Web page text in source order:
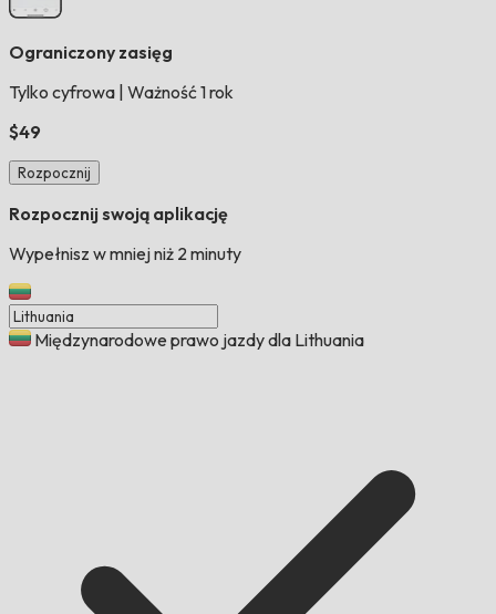
Ograniczony zasięg
Tylko cyfrowa Ważność 1 rok
$49
Rozpocznij
Rozpocznij swoją aplikację
Wypełnisz w mniej niż 2 minuty
Międzynarodowe prawo jazdy dla Lithuania